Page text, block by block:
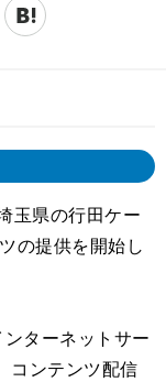
その他
映画・ドラマ
その他
玉県の行田ケー
の提供を開始し
ターネットサー
コンテンツ配信